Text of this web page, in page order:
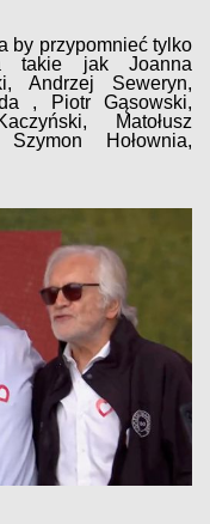
by przypomnieć tylko
takie jak Joanna
Andrzej Seweryn,
, Piotr Gąsowski,
Matołusz
Hołownia,